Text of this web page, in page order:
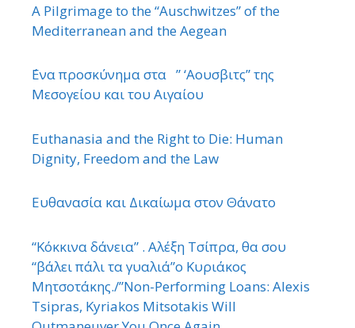
A Pilgrimage to the “Auschwitzes” of the
Mediterranean and the Aegean
΄Ενα προσκύνημα στα ” ‘Αουσβιτς” της
Μεσογείου και του Αιγαίου
Euthanasia and the Right to Die: Human
Dignity, Freedom and the Law
Ευθανασία και Δικαίωμα στον Θάνατο
“Κόκκινα δάνεια” . Αλέξη Τσίπρα, θα σου
“βάλει πάλι τα γυαλιά”ο Κυριάκος
Μητσοτάκης./”Non-Performing Loans: Alexis
Tsipras, Kyriakos Mitsotakis Will